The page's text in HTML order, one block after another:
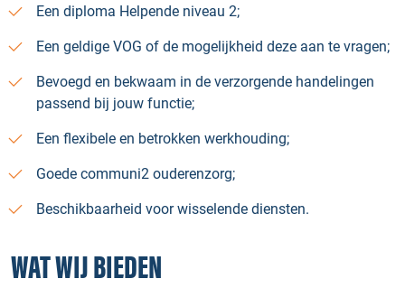
Een diploma Helpende niveau 2;
Een geldige VOG of de mogelijkheid deze aan te vragen;
Bevoegd en bekwaam in de verzorgende handelingen
passend bij jouw functie;
Een flexibele en betrokken werkhouding;
Goede communi2 ouderenzorg;
Beschikbaarheid voor wisselende diensten.
WAT WIJ BIEDEN